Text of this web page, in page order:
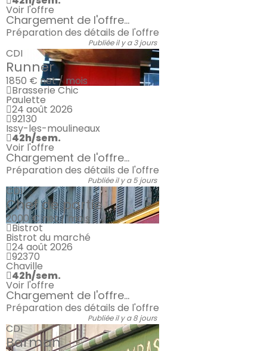
Voir l'offre
Chargement de l'offre...
Préparation des détails de l'offre
Publiée il y a 3 jours
CDI
Runner
1850 € net / mois
Brasserie Chic
Paulette
24 août 2026
92130
Issy-les-moulineaux
42h/sem.
Voir l'offre
Chargement de l'offre...
Préparation des détails de l'offre
Publiée il y a 5 jours
CDI
Chef de partie
2000 €net / mois
Bistrot
Bistrot du marché
24 août 2026
92370
Chaville
42h/sem.
Voir l'offre
Chargement de l'offre...
Préparation des détails de l'offre
Publiée il y a 8 jours
CDI
Barman